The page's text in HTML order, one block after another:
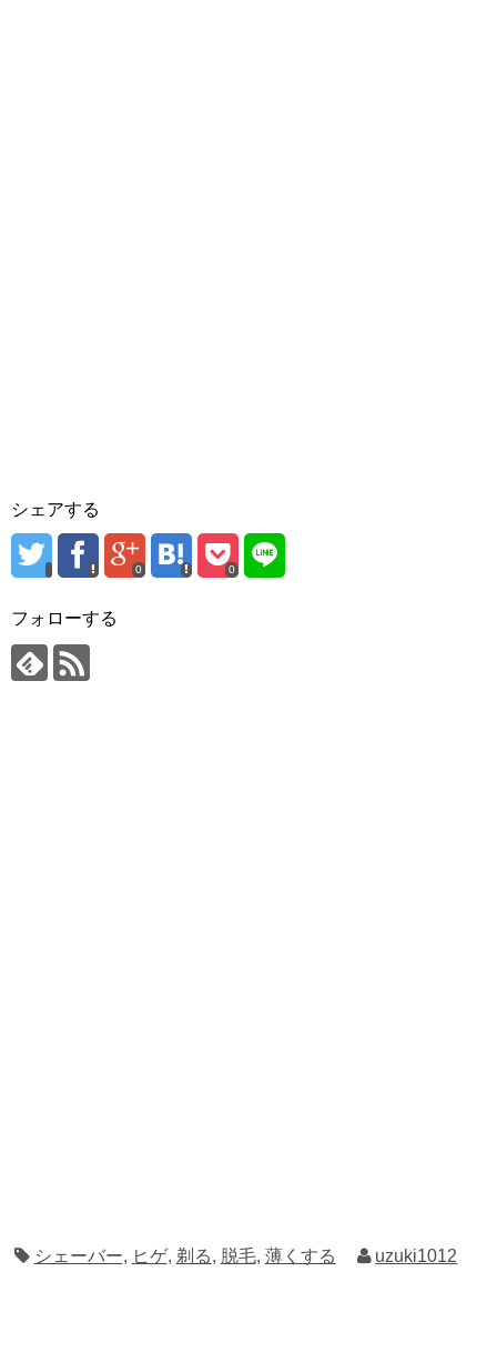
シェアする
0 0
フォローする
シェーバー, ヒゲ, 剃る, 脱毛, 薄くする uzuki1012